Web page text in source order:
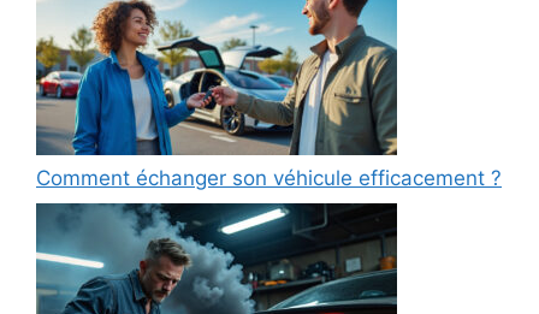
Comment échanger son véhicule efficacement ?